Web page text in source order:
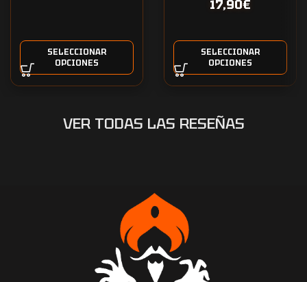
SELECCIONAR
OPCIONES
17,90€
SELECCIONAR
OPCIONES
VER TODAS LAS RESEÑAS